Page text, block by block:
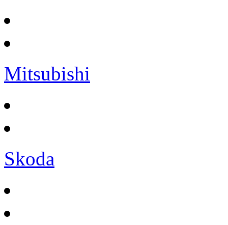
Mitsubishi
Skoda